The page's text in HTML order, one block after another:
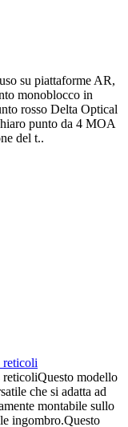
su piattaforme AR,
monoblocco in
rosso Delta Optical
punto da 4 MOA
del t..
reticoli
modello
che si adatta ad
montabile sullo
ingombro.Questo